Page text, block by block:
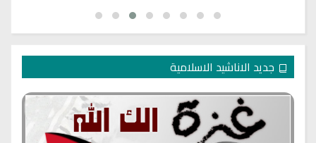
جديد الاناشيد الاسلامية